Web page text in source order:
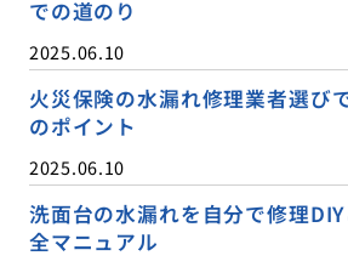
での道のり
2025.06.10
火災保険の水漏れ修理業者選び
のポイント
2025.06.10
洗面台の水漏れを自分で修理
全マニュアル